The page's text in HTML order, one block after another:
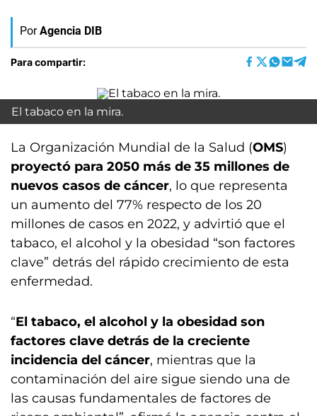
Por Agencia DIB
Para compartir:
El tabaco en la mira.
La Organización Mundial de la Salud (OMS)
proyectó para 2050 más de 35 millones de
nuevos casos de cáncer, lo que representa
un aumento del 77% respecto de los 20
millones de casos en 2022, y advirtió que el
tabaco, el alcohol y la obesidad “son factores
clave” detrás del rápido crecimiento de esta
enfermedad.
“El tabaco, el alcohol y la obesidad son
factores clave detrás de la creciente
incidencia del cáncer, mientras que la
contaminación del aire sigue siendo una de
las causas fundamentales de factores de